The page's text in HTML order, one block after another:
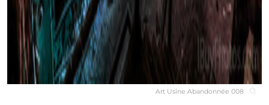
Art Usine Abandonnée 008